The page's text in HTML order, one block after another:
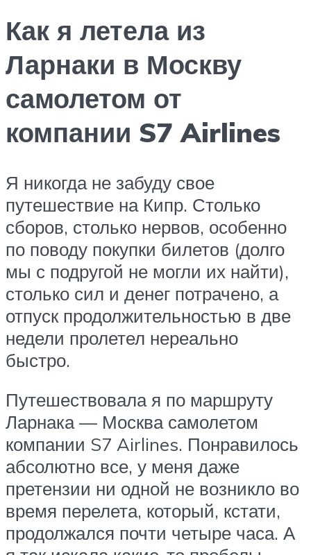
Как я летела из
Ларнаки в Москву
самолетом от
компании S7 Airlines
Я никогда не забуду свое
путешествие на Кипр. Столько
сборов, столько нервов, особенно
по поводу покупки билетов (долго
мы с подругой не могли их найти),
столько сил и денег потрачено, а
отпуск продолжительностью в две
недели пролетел нереально
быстро.
Путешествовала я по маршруту
Ларнака — Москва самолетом
компании S7 Airlines. Понравилось
абсолютно все, у меня даже
претензии ни одной не возникло во
время перелета, который, кстати,
продолжался почти четыре часа. А